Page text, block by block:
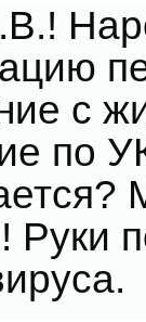
с
по
Руки